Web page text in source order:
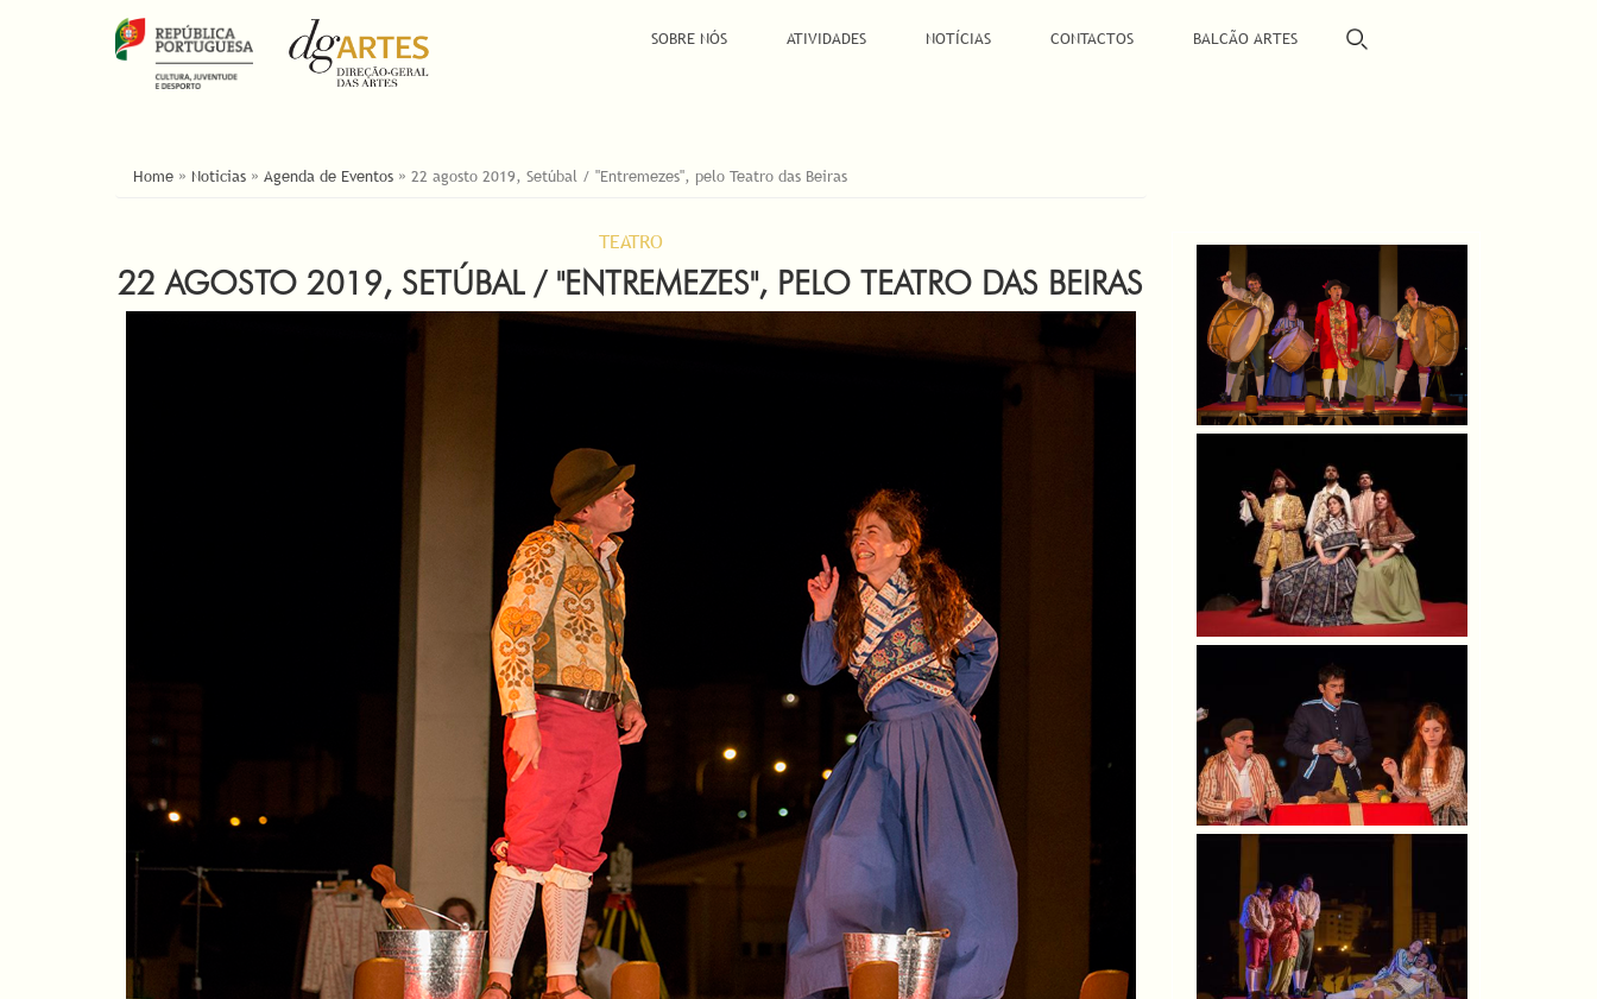
SOBRE NÓS ATIVIDADES NOTÍCIAS CONTACTOS BALCÃO ARTES
ESTÁ AQUI
Home » Noticias » Agenda de Eventos » 22 agosto 2019, Setúbal / "Entremezes", pelo Teatro das Beiras
TEATRO
22 AGOSTO 2019, SETÚBAL / "ENTREMEZES", PELO TEATRO DAS BEIRAS